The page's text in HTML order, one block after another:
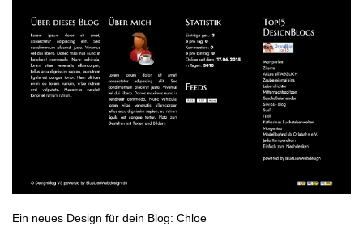
Ein neues Design für dein Blog: Chloe